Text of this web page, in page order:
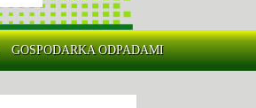
GOSPODARKA ODPADAMI